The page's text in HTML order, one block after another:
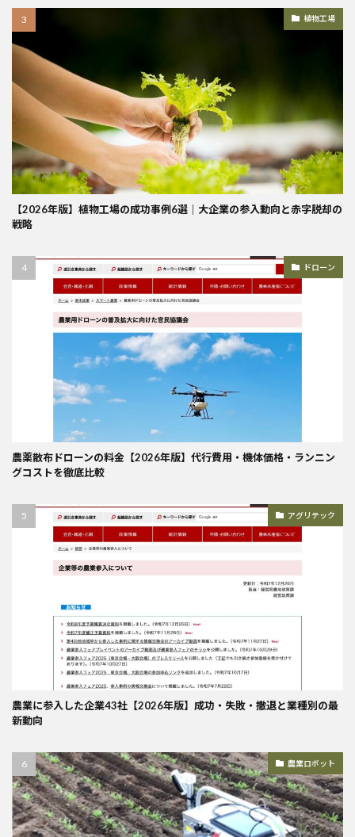
植物工場
【2026年版】植物工場の成功事例6選｜大企業の参入動向と赤字脱却の
戦略
ドローン
農薬散布ドローンの料金【2026年版】代行費用・機体価格・ランニン
グコストを徹底比較
アグリテック
農業に参入した企業43社【2026年版】成功・失敗・撤退と業種別の最
新動向
農業ロボット